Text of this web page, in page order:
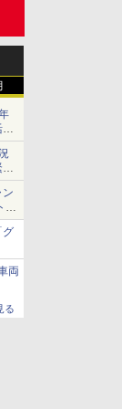
ラ
グ
両
る